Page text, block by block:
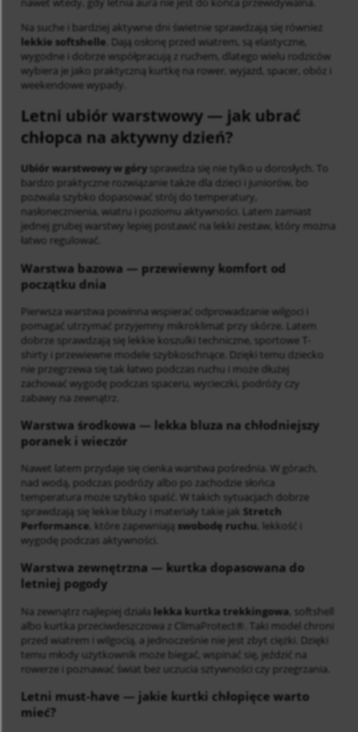
Na suche i bardziej aktywne dni świetnie sprawdzają się również
lekkie softshelle . Dają osłonę przed wiatrem, są elastyczne,
wygodne i dobrze współpracują z ruchem, dlatego wielu rodziców
wybiera je jako praktyczną kurtkę na rower, wyjazd, spacer, obóz i
weekendowe wypady.
Letni ubiór warstwowy — jak ubrać
chłopca na aktywny dzień?
Ubiór warstwowy w góry sprawdza się nie tylko u dorosłych. To
bardzo praktyczne rozwiązanie także dla dzieci i juniorów, bo
pozwala szybko dopasować strój do temperatury,
nasłonecznienia, wiatru i poziomu aktywności. Latem zamiast
jednej grubej warstwy lepiej postawić na lekki zestaw, który można
łatwo regulować.
Warstwa bazowa — przewiewny komfort od
początku dnia
Pierwsza warstwa powinna wspierać odprowadzanie wilgoci i
pomagać utrzymać przyjemny mikroklimat przy skórze. Latem
dobrze sprawdzają się lekkie koszulki techniczne, sportowe T-
shirty i przewiewne modele szybkoschnące. Dzięki temu dziecko
nie przegrzewa się tak łatwo podczas ruchu i może dłużej
zachować wygodę podczas spaceru, wycieczki, podróży czy
zabawy na zewnątrz.
Warstwa środkowa — lekka bluza na chłodniejszy
poranek i wieczór
Nawet latem przydaje się cienka warstwa pośrednia. W górach,
nad wodą, podczas podróży albo po zachodzie słońca
temperatura może szybko spaść. W takich sytuacjach dobrze
sprawdzają się lekkie bluzy i materiały takie jak Stretch
Performance , które zapewniają swobodę ruchu , lekkość i
wygodę podczas aktywności.
Warstwa zewnętrzna — kurtka dopasowana do
letniej pogody
Na zewnątrz najlepiej działa lekka kurtka trekkingowa , softshell
albo kurtka przeciwdeszczowa z ClimaProtect®. Taki model chroni
przed wiatrem i wilgocią, a jednocześnie nie jest zbyt ciężki. Dzięki
temu młody użytkownik może biegać, wspinać się, jeździć na
rowerze i poznawać świat bez uczucia sztywności czy przegrzania.
Letni must-have — jakie kurtki chłopięce warto
mieć?